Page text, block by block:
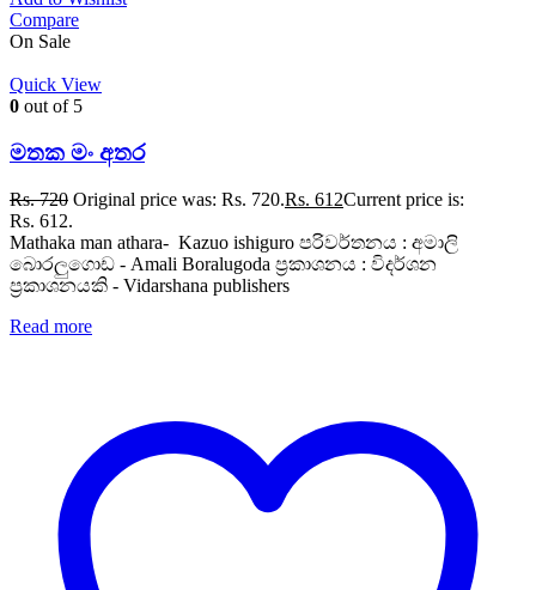
Compare
On Sale
Quick View
0 out of 5
මතක මං අතර
Rs.720 Original price was: Rs. 720.Rs. 612Current price is:
Rs. 612.
Mathaka man athara- Kazuo ishiguro පරිවර්තනය : අමාලි
බොරලුගොඩ - Amali Boralugoda ප්‍රකාශනය : විදර්ශන
ප්‍රකාශනයකි - Vidarshana publishers
Read more